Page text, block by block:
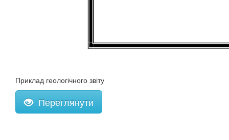
Приклад геологічного звіту
Переглянути